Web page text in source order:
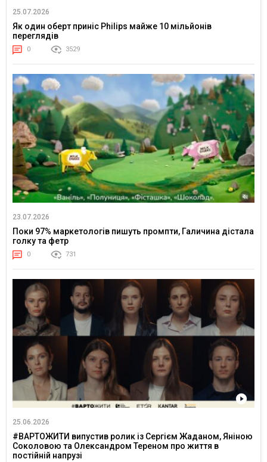
25.07.2026
Як один оберт приніс Philips майже 10 мільйонів
переглядів
0 3529
23.07.2026
Поки 97% маркетологів пишуть промпти, Галичина дістала
голку та фетр
0 731
25.06.2026
#ВАРТОЖИТИ випустив ролик із Сергієм Жаданом, Яніною
Соколовою та Олександром Тереном про життя в
постійній напрузі